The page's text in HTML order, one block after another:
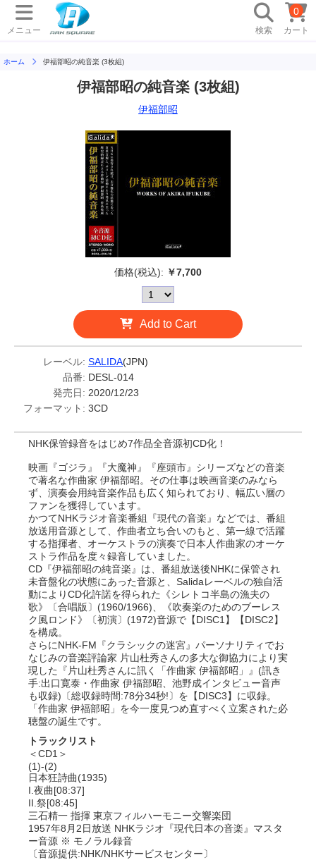
メニュー 検索 カート
0
ホーム 伊福部昭の純音楽 (3枚組)
伊福部昭の純音楽 (3枚組)
伊福部昭
価格(税込): ￥7,700
Add to Cart
レーベル: SALIDA(JPN)
品番: DESL-014
発売日: 2020/12/23
フォーマット: 3CD
NHK保管録音をはじめ7作品全音源初CD化！
映画『ゴジラ』『大魔神』『座頭市』シリーズなどの音楽
で著名な作曲家 伊福部昭。その仕事は映画音楽のみなら
ず、演奏会用純音楽作品も広く知られており、幅広い層の
ファンを獲得しています。
かつてNHKラジオ音楽番組『現代の音楽』などでは、番組
放送用音源として、作曲者立ち合いのもと、第一線で活躍
する指揮者、オーケストラの演奏で日本人作曲家のオーケ
ストラ作品を度々録音していました。
CD『伊福部昭の純音楽』は、番組放送後NHKに保管され
未音盤化の状態にあった音源と、Salidaレーベルの独自活
動によりCD化許諾を得られた《シレトコ半島の漁夫の
歌》〔合唱版〕(1960/1966)、《吹奏楽のためのブーレス
ク風ロンド》〔初演〕(1972)音源で【DISC1】【DISC2】
を構成。
さらにNHK-FM『クラシックの迷宮』パーソナリティでお
なじみの音楽評論家 片山杜秀さんの多大な御協力により実
現した『片山杜秀さんに訊く「作曲家 伊福部昭」』(訊き
手:出口寛泰・作曲家 伊福部昭、池野成インタビュー音声
も収録)〔総収録時間:78分34秒!〕を【DISC3】に収録。
「作曲家 伊福部昭」を今一度見つめ直すべく立案された必
聴盤の誕生です。
トラックリスト
＜CD1＞
(1)-(2)
日本狂詩曲(1935)
I.夜曲[08:37]
II.祭[08:45]
三石精一 指揮 東京フィルハーモニー交響楽団
1957年8月2日放送 NHKラジオ『現代日本の音楽』マスタ
ー音源 ※ モノラル録音
〔音源提供:NHK/NHKサービスセンター〕